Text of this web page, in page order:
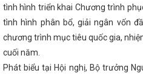
Tĩnh tăng hiệu suất kinh doanh
đạt hơn 100.000 lượt cài đặt
năm 2024
‘Cú hích’ lớn
Thương chốt lộ trình cung ứng
trình “Tự hào quê hương Hà
thôn tiêu biểu khu vực phía Bắc
tình hình triển khai Chương trình
tình hình phân bổ, giải ngân vốn
chương trình mục tiêu quốc gia,
cuối năm.
Phát biểu tại Hội nghị, Bộ trưởng